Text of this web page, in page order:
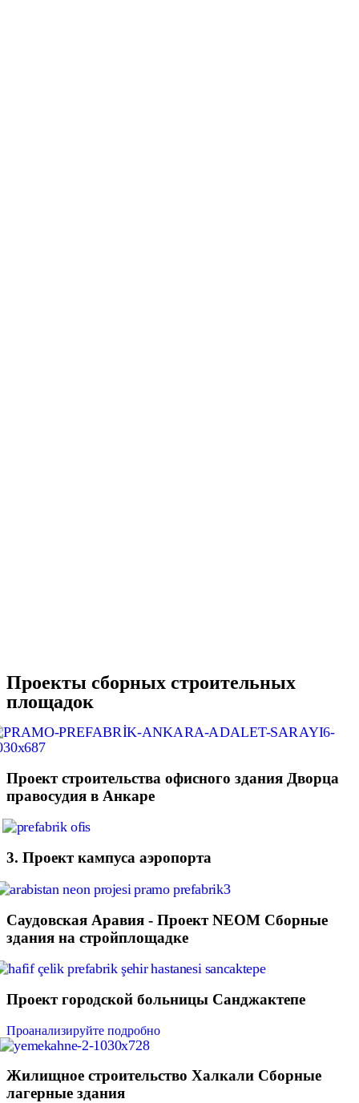
Проекты сборных строительных
площадок
Проект строительства офисного здания Дворца
правосудия в Анкаре
3. Проект кампуса аэропорта
Саудовская Аравия - Проект NEOM Сборные
здания на стройплощадке
Проект городской больницы Санджактепе
Проанализируйте подробно
Жилищное строительство Халкали Сборные
лагерные здания